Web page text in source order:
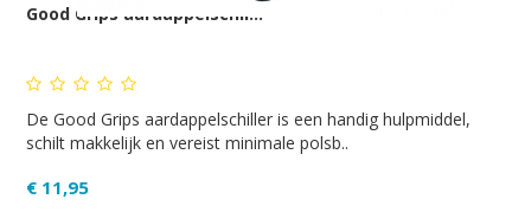
Good Grips aardappelschil...
De Good Grips aardappelschiller is een handig hulpmiddel,
schilt makkelijk en vereist minimale polsb..
€ 11,95